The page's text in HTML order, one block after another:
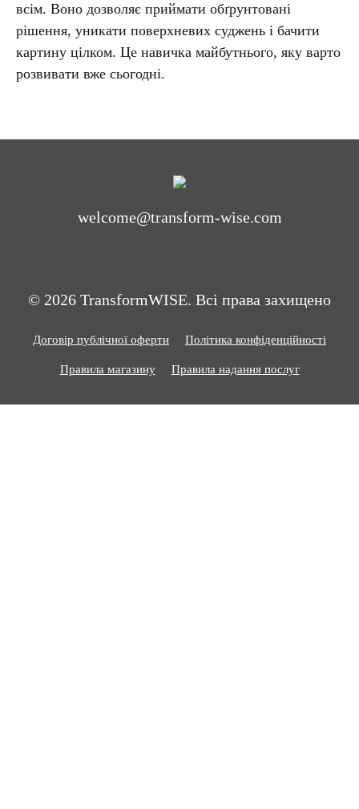
всім. Воно дозволяє приймати обґрунтовані
рішення, уникати поверхневих суджень і бачити
картину цілком. Це навичка майбутнього, яку варто
розвивати вже сьогодні.
welcome@transform-wise.com
© 2026 TransformWISE. Всі права захищено
Договір публічної оферти Політика конфіденційності
Правила магазину Правила надання послуг